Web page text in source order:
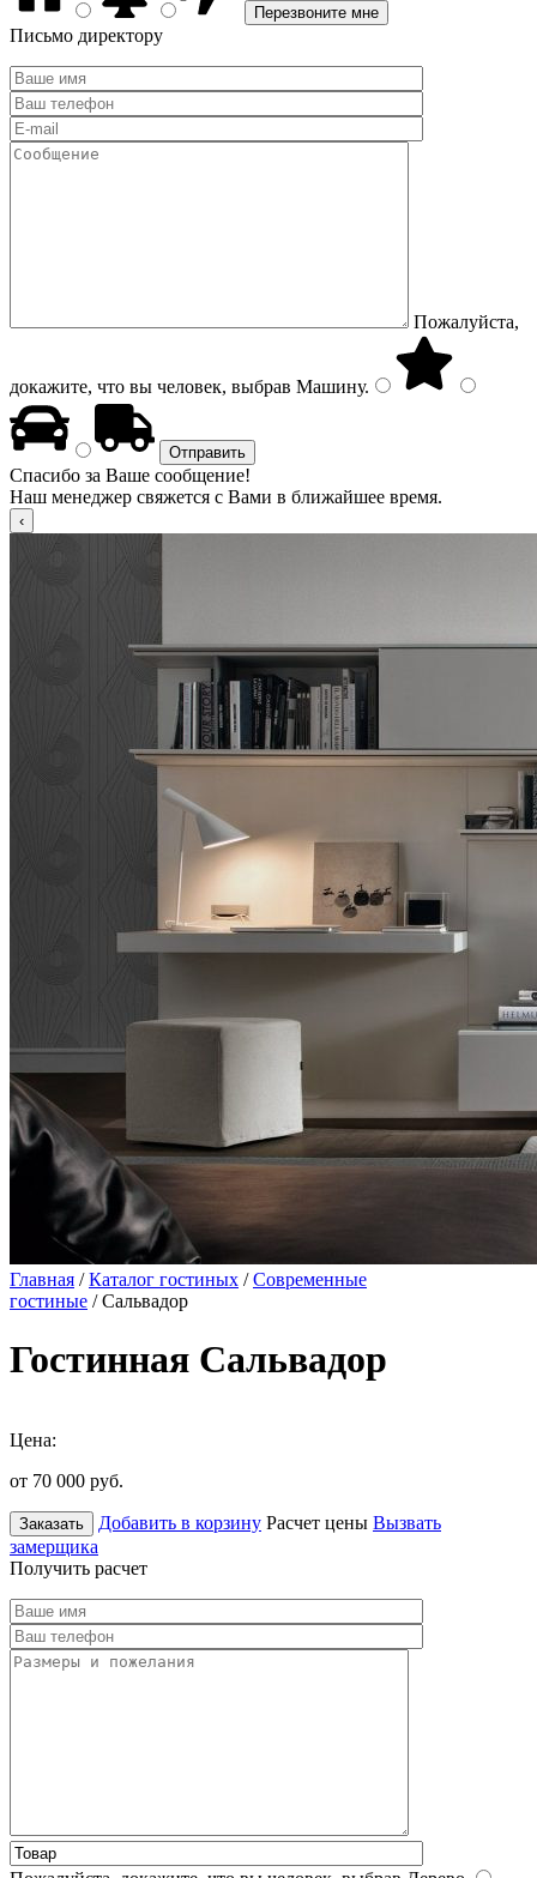
Письмо директору
Пожалуйста,
докажите, что вы человек, выбрав Машину.
Спасибо за Ваше сообщение!
Наш менеджер свяжется с Вами в ближайшее время.
Главная /Каталог гостиных /Современные
гостиные / Сальвадор
Гостинная Сальвадор
Цена:
от 70 000 руб.
Заказать Добавить в корзину Расчет цены Вызвать
замерщика
Получить расчет